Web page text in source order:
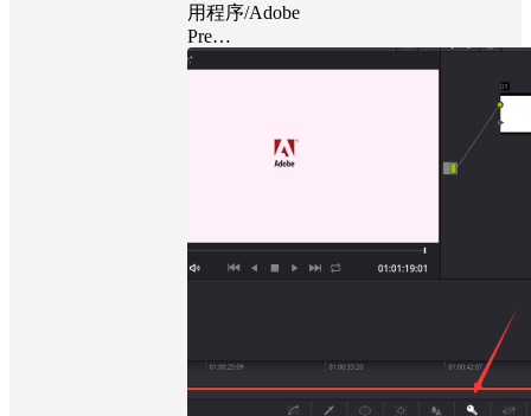
用程序/Adobe
Pre…